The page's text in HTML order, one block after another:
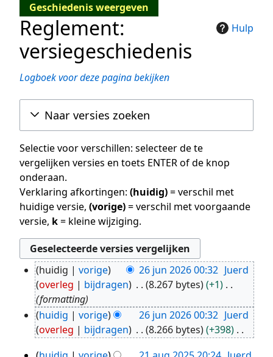
Geschiedenis weergeven
Hulp
Reglement:
versiegeschiedenis
Logboek voor deze pagina bekijken
Naar versies zoeken
Selectie voor verschillen: selecteer de te
vergelijken versies en toets ENTER of de knop
onderaan.
Verklaring afkortingen: (huidig)= verschil met
huidige versie, (vorige)= verschil met voorgaande
versie, k= kleine wijziging.
26
jun
2026
huidig vorige 26 jun 2026 00:32 Juerd
overleg
bijdragen 8.267 bytes
+1
formatting
huidig
vorige 26 jun 2026 00:32 Juerd
overleg
bijdragen 8.266 bytes
+398